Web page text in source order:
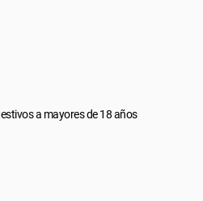
a mayores de 18 años